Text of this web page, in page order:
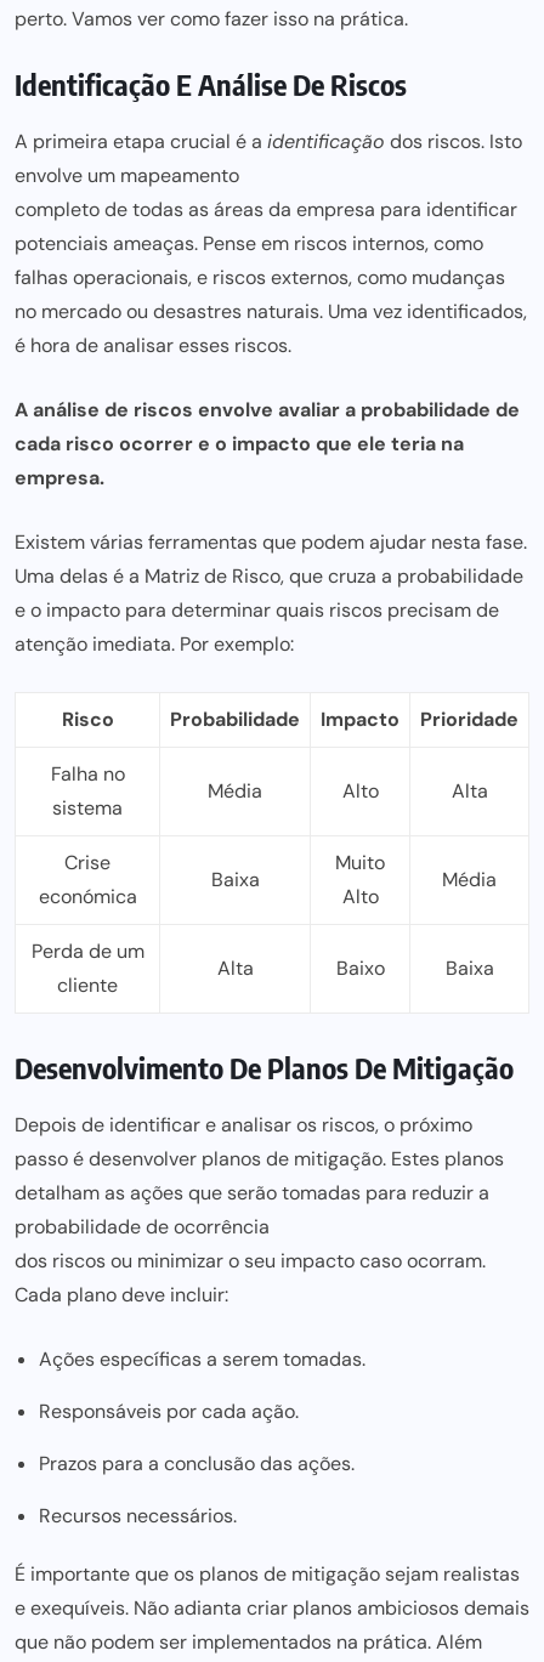
perto. Vamos ver como fazer isso na prática.
Identificação E Análise De Riscos
A primeira etapa crucial é a identificação dos riscos. Isto
envolve um mapeamento
completo de todas as áreas da empresa para identificar
potenciais ameaças. Pense em riscos internos, como
falhas operacionais, e riscos externos, como mudanças
no mercado ou desastres naturais. Uma vez identificados,
é hora de analisar esses riscos.
A análise de riscos envolve avaliar a probabilidade de
cada risco ocorrer e o impacto que ele teria na
empresa.
Existem várias ferramentas que podem ajudar nesta fase.
Uma delas é a Matriz de Risco, que cruza a probabilidade
e o impacto para determinar quais riscos precisam de
atenção imediata. Por exemplo:
Risco Probabilidade Impacto Prioridade
Falha no
sistema
Média Alto Alta
Crise
económica
Baixa
Muito
Alto
Média
Perda de um
cliente
Alta Baixo Baixa
Desenvolvimento De Planos De Mitigação
Depois de identificar e analisar os riscos, o próximo
passo é desenvolver planos de mitigação. Estes planos
detalham as ações que serão tomadas para reduzir a
probabilidade de ocorrência
dos riscos ou minimizar o seu impactocaso ocorram.
Cada plano deve incluir:
Ações específicas a serem tomadas.
Responsáveis por cada ação.
Prazos para a conclusão das ações.
Recursos necessários.
É importante que os planos de mitigação sejam realistas
e exequíveis. Não adianta criar planos ambiciosos demais
que não podem ser implementados na prática. Além